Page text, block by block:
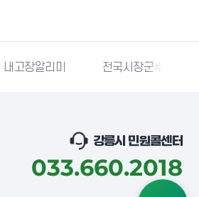
내고장알리미 전국시장군수구청장
강릉시 민원콜센터
033.660.2018